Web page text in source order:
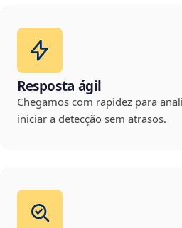
Resposta ágil
Chegamos com rapidez para
iniciar a detecção sem atrasos.